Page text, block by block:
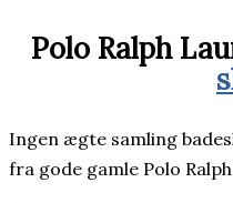
Polo Ralph
Ingen ægte samling
fra gode gamle Polo